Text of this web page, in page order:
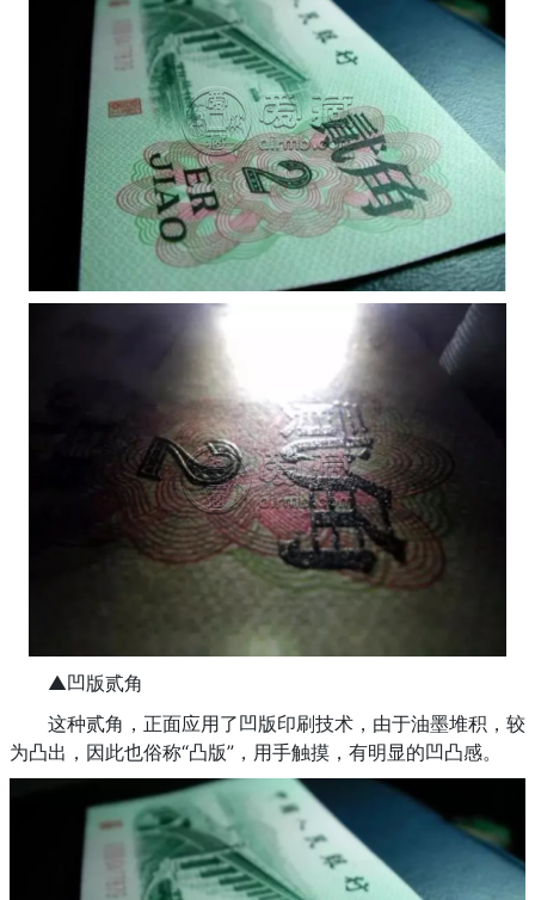
▲凹版贰角
这种贰角，正面应用了凹版印刷技术，由于油墨堆积，较
为凸出，因此也俗称“凸版”，用手触摸，有明显的凹凸感。